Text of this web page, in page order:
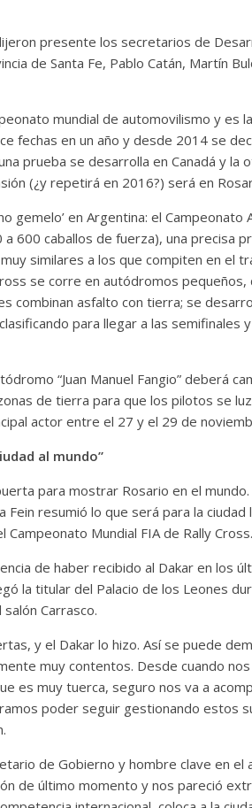
presente los secretarios de
de Santa Fe, Pablo Catán, Martín
mundial de automovilismo y es
fechas en un año y desde 2014 se
prueba se desarrolla en Canadá y la
(¿y repetirá en 2016?) será en
gemelo’ en Argentina: el
600 caballos de fuerza), una precisa
similares a los que compiten en el
se corre en autódromos
combinan asfalto con tierra; se
para llegar a las semifinales
“Juan Manuel Fangio” deberá
de tierra para que los pilotos se
actor entre el 27 y el 29 de
al mundo”
para mostrar Rosario en el
Fein resumió lo que será para la
Mundial FIA de Rally Cross.
de haber recibido al Dakar en los
la titular del Palacio de los Leones
Carrasco.
y el Dakar lo hizo. Así se puede
muy contentos. Desde cuando
es muy tuerca, seguro nos va a
poder seguir gestionando estos
de Gobierno y hombre clave en el
de último momento y nos pareció